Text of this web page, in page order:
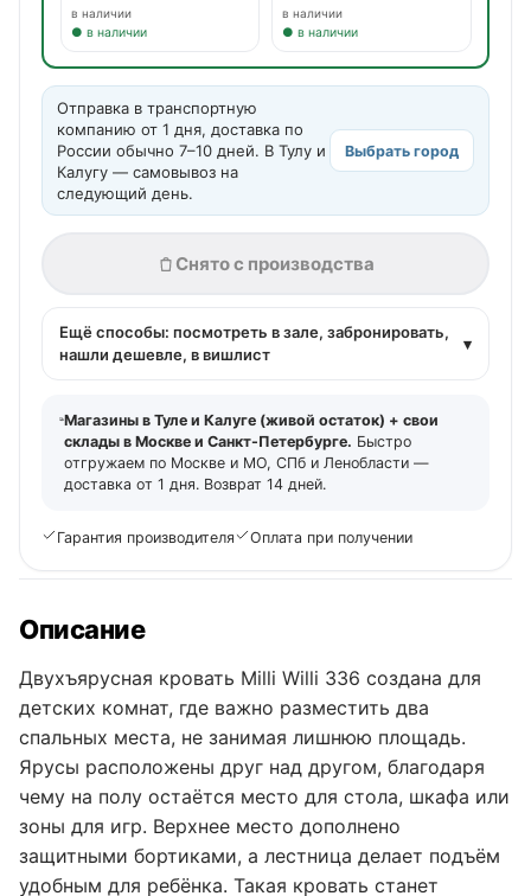
в наличии
● в наличии
в наличии
● в наличии
Отправка в транспортную
компанию от 1 дня, доставка по
России обычно 7–10 дней. В Тулу и
Калугу — самовывоз на
следующий день.
Выбрать город
Снято с производства
Ещё способы: посмотреть в зале, забронировать,
нашли дешевле, в вишлист
▾
Магазины в Туле и Калуге (живой остаток) + свои
склады в Москве и Санкт-Петербурге. Быстро
отгружаем по Москве и МО, СПб и Ленобласти —
доставка от 1 дня. Возврат 14 дней.
Гарантия производителя Оплата при получении
Описание
Двухъярусная кровать Milli Willi 336 создана для
детских комнат, где важно разместить два
спальных места, не занимая лишнюю площадь.
Ярусы расположены друг над другом, благодаря
чему на полу остаётся место для стола, шкафа или
зоны для игр. Верхнее место дополнено
защитными бортиками, а лестница делает подъём
удобным для ребёнка. Такая кровать станет